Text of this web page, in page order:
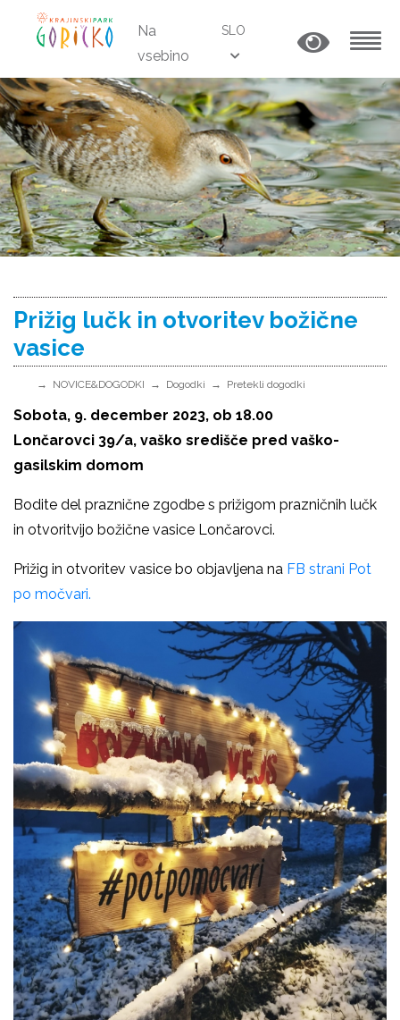
Na
vsebino
SLO
Prižig lučk in otvoritev božične
vasice
NOVICE&DOGODKI Dogodki Pretekli dogodki
Sobota, 9. december 2023, ob 18.00
Lončarovci 39/a, vaško središče pred vaško-
gasilskim domom
Bodite del praznične zgodbe s prižigom prazničnih lučk
in otvoritvijo božične vasice Lončarovci.
Prižig in otvoritev vasice bo objavljena na FB strani Pot
po močvari.